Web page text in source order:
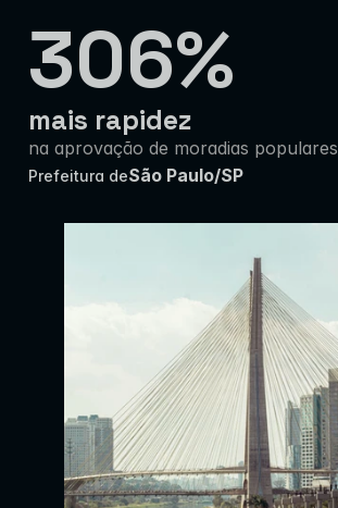
306%
mais rapidez
na aprovação de moradias populares
Prefeitura deSão Paulo/SP